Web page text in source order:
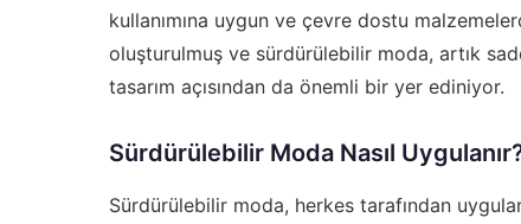
kullanımına uygun ve çevre dostu
oluşturulmuş ve sürdürülebilir moda, artık
tasarım açısından da önemli bir yer ediniyor.
Sürdürülebilir Moda Nasıl
Sürdürülebilir moda, herkes tarafından